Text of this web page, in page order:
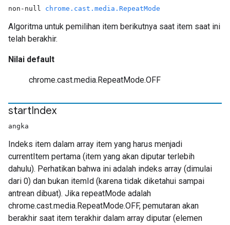
non-null chrome.cast.media.RepeatMode
Algoritma untuk pemilihan item berikutnya saat item saat ini
telah berakhir.
Nilai default
chrome.cast.media.RepeatMode.OFF
startIndex
angka
Indeks item dalam array item yang harus menjadi
currentItem pertama (item yang akan diputar terlebih
dahulu). Perhatikan bahwa ini adalah indeks array (dimulai
dari 0) dan bukan itemId (karena tidak diketahui sampai
antrean dibuat). Jika repeatMode adalah
chrome.cast.media.RepeatMode.OFF, pemutaran akan
berakhir saat item terakhir dalam array diputar (elemen